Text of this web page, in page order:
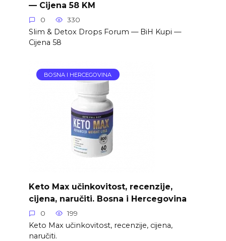
— Cijena 58 KM
0 330
Slim & Detox Drops Forum — BiH Kupi —
Cijena 58
BOSNA I HERCEGOVINA
Keto Max učinkovitost, recenzije,
cijena, naručiti. Bosna i Hercegovina
0 199
Keto Max učinkovitost, recenzije, cijena,
naručiti.